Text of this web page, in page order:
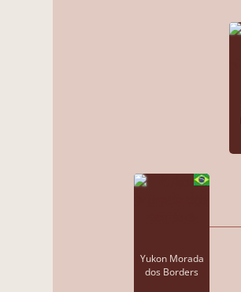
Yukon Morada
dos Borders